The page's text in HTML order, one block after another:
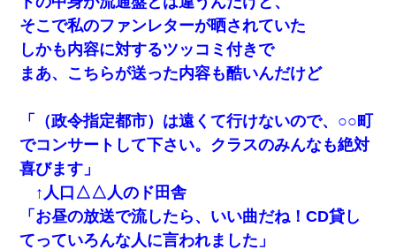
そこで私のファンレターが晒されていた
しかも内容に対するツッコミ付きで
まあ、こちらが送った内容も酷いんだけど
「（政令指定都市）は遠くて行けないので、○○町
でコンサートして下さい。クラスのみんなも絶対
喜びます」
↑人口△△人のド田舎
「お昼の放送で流したら、いい曲だね！CD貸し
てっていろんな人に言われました」